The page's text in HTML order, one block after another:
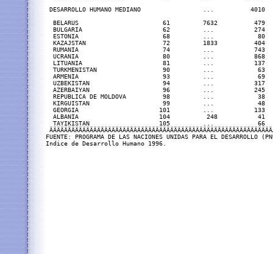
DESARROLLO HUMANO MEDIANO
BELARUS                       61         7632          479
BULGARIA                      62         ...           274
ESTONIA                       68         ...            80
KAZAJSTAN                     72         1833          404
RUMANIA                       74         ...           743
UCRANIA                       80         ...           868
LITUANIA                      81         ...           137
TURKMENISTAN                  90         ...            63
ARMENIA                       93         ...            69
UZBEKISTAN                    94         ...           317
AZERBAIYAN                    96         ...           245
REPUBLICA DE MOLDOVA          98         ...            38
KIRGUISTAN                    99         ...            48
GEORGIA                      101         ...           133
ALBANIA                      104          248           41
TAYIKISTAN                   105         ...            66
FUENTE: PROGRAMA DE LAS NACIONES UNIDAS PARA EL DESARROLLO